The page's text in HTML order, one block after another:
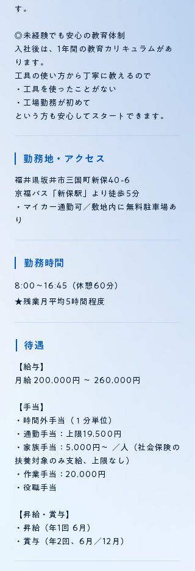
す。
◎未経験でも安心の教育体制
入社後は、1年間の教育カリキュラムがあ
ります。
工具の使い方から丁寧に教えるので
・工具を使ったことがない
・工場勤務が初めて
という方も安心してスタートできます。
勤務地・アクセス
福井県坂井市三国町新保40-6
京福バス「新保駅」より徒歩5分
・マイカー通勤可／敷地内に無料駐車場あ
り
勤務時間
8:00～16:45（休憩60分）
★残業月平均5時間程度
待遇
【給与】
月給 200,000円 〜 260,000円
【手当】
・時間外手当（１分単位）
・通勤手当：上限19,500円
・家族手当：5,000円～ ／人（社会保険の
扶養対象のみ支給、上限なし）
・作業手当：20,000円
・役職手当
【昇給・賞与】
・昇給（年1回 6月）
・賞与（年2回、6月／12月）